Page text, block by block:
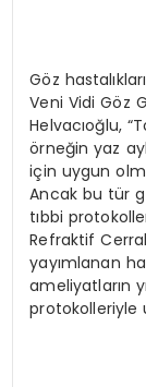
Göz
Veni Vidi Göz
Helvacıoğlu,
örneğin yaz
için uygun
Ancak bu tür
tıbbi
Refraktif
yayımlanan
ameliyatların
protokolleriyle